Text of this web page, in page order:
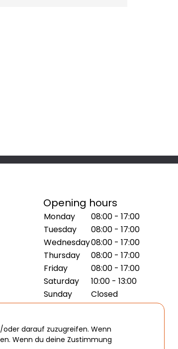
Opening hours
Monday
08:00 - 17:00
Tuesday
08:00 - 17:00
Wednesday08:00 - 17:00
Thursday
08:00 - 17:00
Friday
08:00 - 17:00
Saturday
10:00 - 13:00
Sunday
Closed
darauf zuzugreifen. Wenn
Wenn du deine Zustimmung